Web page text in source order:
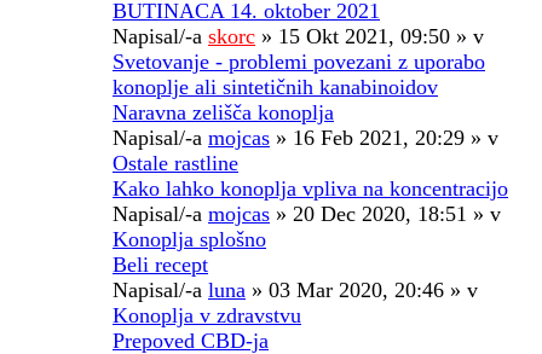
BUTINACA 14. oktober 2021
Napisal/-a skorc » 15 Okt 2021, 09:50 » v
Svetovanje - problemi povezani z uporabo
konoplje ali sintetičnih kanabinoidov
Naravna zelišča konoplja
Napisal/-a mojcas » 16 Feb 2021, 20:29 » v
Ostale rastline
Kako lahko konoplja vpliva na koncentracijo
Napisal/-a mojcas » 20 Dec 2020, 18:51 » v
Konoplja splošno
Beli recept
Napisal/-a luna » 03 Mar 2020, 20:46 » v
Konoplja v zdravstvu
Prepoved CBD-ja